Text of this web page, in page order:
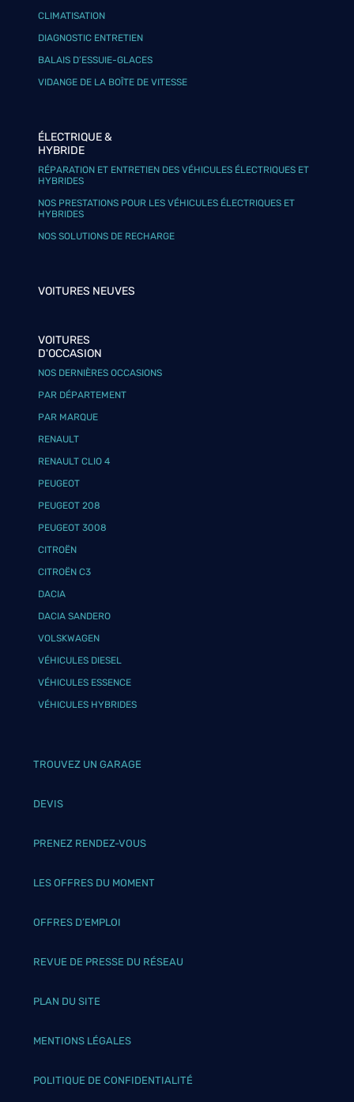
CLIMATISATION
DIAGNOSTIC ENTRETIEN
BALAIS D’ESSUIE-GLACES
VIDANGE DE LA BOÎTE DE VITESSE
ÉLECTRIQUE &
HYBRIDE
RÉPARATION ET ENTRETIEN DES VÉHICULES ÉLECTRIQUES ET
HYBRIDES
NOS PRESTATIONS POUR LES VÉHICULES ÉLECTRIQUES ET
HYBRIDES
NOS SOLUTIONS DE RECHARGE
VOITURES NEUVES
VOITURES
D'OCCASION
NOS DERNIÈRES OCCASIONS
PAR DÉPARTEMENT
PAR MARQUE
RENAULT
RENAULT CLIO 4
PEUGEOT
PEUGEOT 208
PEUGEOT 3008
CITROËN
CITROËN C3
DACIA
DACIA SANDERO
VOLSKWAGEN
VÉHICULES DIESEL
VÉHICULES ESSENCE
VÉHICULES HYBRIDES
TROUVEZ UN GARAGE
DEVIS
PRENEZ RENDEZ-VOUS
LES OFFRES DU MOMENT
OFFRES D’EMPLOI
REVUE DE PRESSE DU RÉSEAU
PLAN DU SITE
MENTIONS LÉGALES
POLITIQUE DE CONFIDENTIALITÉ